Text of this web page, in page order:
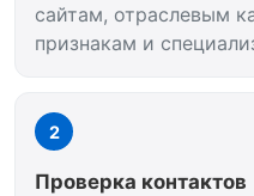
сайтам, отраслевым
признакам и
2
Проверка контактов